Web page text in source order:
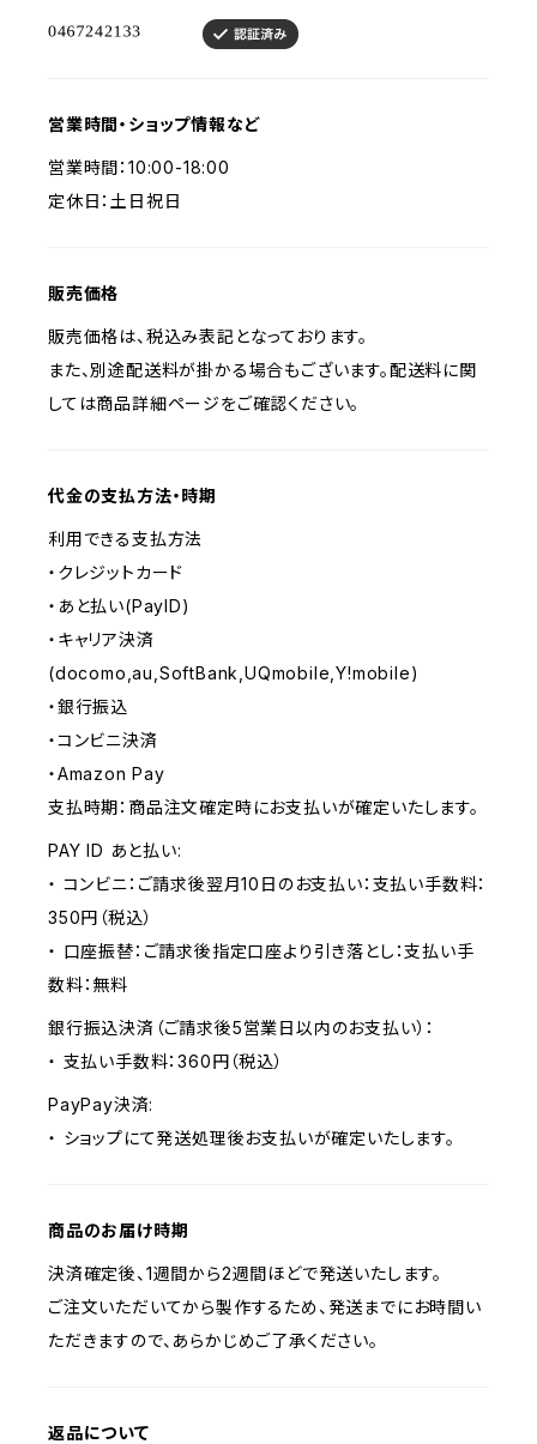
営業時間・ショップ情報など
営業時間：10:00-18:00
定休日：土日祝日
販売価格
販売価格は、税込み表記となっております。
また、別途配送料が掛かる場合もございます。配送料に関
しては商品詳細ページをご確認ください。
代金の支払方法・時期
利用できる支払方法
・クレジットカード
・あと払い(PayID)
・キャリア決済
(docomo,au,SoftBank,UQmobile,Y!mobile)
・銀行振込
・コンビニ決済
・Amazon Pay
支払時期：商品注文確定時にお支払いが確定いたします。
PAY ID あと払い:
・ コンビニ：ご請求後翌月10日のお支払い：支払い手数料：
350円（税込）
・ 口座振替：ご請求後指定口座より引き落とし：支払い手
数料：無料
銀行振込決済（ご請求後5営業日以内のお支払い）：
・ 支払い手数料：360円（税込）
PayPay決済:
・ ショップにて発送処理後お支払いが確定いたします。
商品のお届け時期
決済確定後、1週間から2週間ほどで発送いたします。
ご注文いただいてから製作するため、発送までにお時間い
ただきますので、あらかじめご了承ください。
返品について